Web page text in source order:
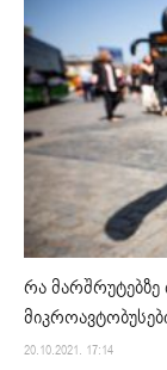
რა მარშრუტებზე
20.10.2021. 17:14